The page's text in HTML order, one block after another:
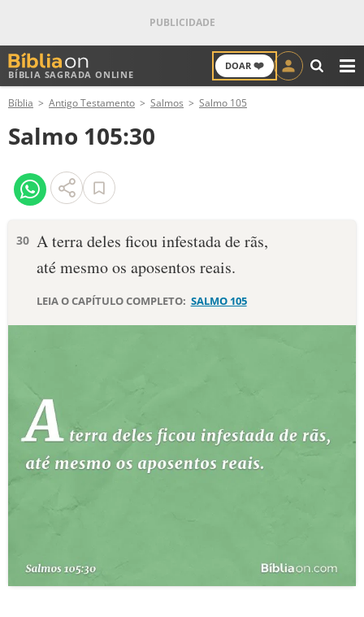
BÍBLIA SAGRADA ONLINE
DOAR ❤️
ANTIGO TESTAMENTO
NOVO TESTAMENTO
VERSÍCULOS
PALAVRA DO DIA
10 MANDAMENTOS
ESTUDOS BÍBLICOS
ESBOÇOS DE PREGAÇÃO
PERGUNTE À BÍBLIA
Bíblia Antigo Testamento Salmos Salmo 105
Salmo 105:30
30 A terra deles ficou infestada de rãs,
até mesmo os aposentos reais.
LEIA O CAPÍTULO COMPLETO: SALMO 105